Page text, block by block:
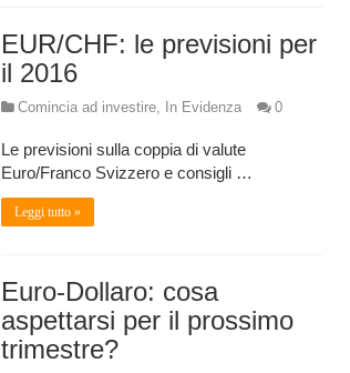
EUR/CHF: le previsioni per
il 2016
Comincia ad investire, In Evidenza 0
Le previsioni sulla coppia di valute
Euro/Franco Svizzero e consigli …
Leggi tutto »
Euro-Dollaro: cosa
aspettarsi per il prossimo
trimestre?